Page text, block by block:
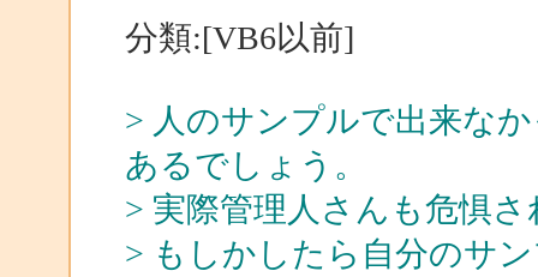
分類:[VB6以前]
> 人のサンプルで出来な
あるでしょう。
> 実際管理人さんも危惧
> もしかしたら自分のサ